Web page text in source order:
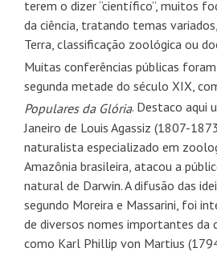
terem o dizer “científico”, muitos
da ciência, tratando temas
Terra, classificação zoológica ou
Muitas conferências públicas
segunda metade do século XIX,
Populares da Glória. Destaco aqui
Janeiro de Louis Agassiz (1807-
naturalista especializado em
Amazônia brasileira, atacou a
natural de Darwin. A difusão das
segundo Moreira e Massarini, foi
de diversos nomes importantes da
como Karl Phillip von Martius